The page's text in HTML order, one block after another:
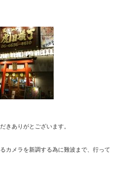
きありがとございます。
カメラを新調する為に難波まで、行って